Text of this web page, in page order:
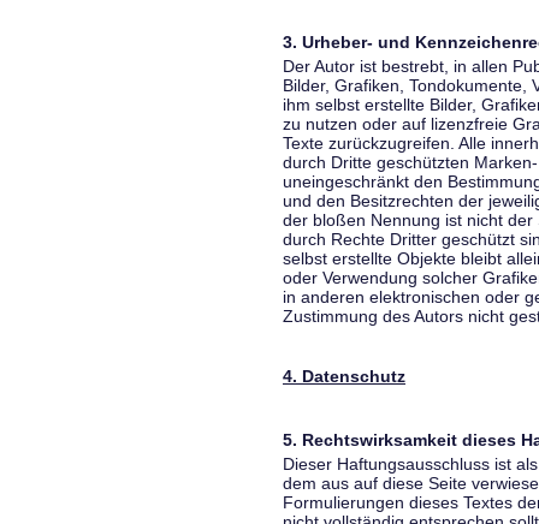
3. Urheber- und
Der Autor ist bestrebt, in allen
Bilder, Grafiken, Tondokumente,
ihm selbst erstellte Bilder,
zu nutzen oder auf lizenzfreie
Texte zurückzugreifen. Alle
durch Dritte geschützten
uneingeschränkt den
und den Besitzrechten der
der bloßen Nennung ist nicht
durch Rechte Dritter geschützt
selbst erstellte Objekte bleibt
oder Verwendung solcher
in anderen elektronischen oder
Zustimmung des Autors nicht
4. Datenschutz
5. Rechtswirksamkeit dieses
Dieser Haftungsausschluss ist
dem aus auf diese Seite
Formulierungen dieses Textes